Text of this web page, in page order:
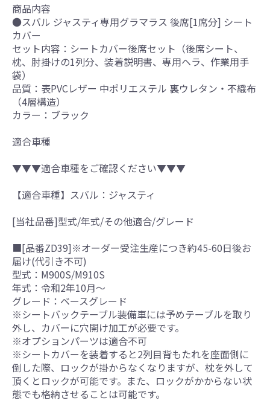
商品内容
●スバル ジャスティ専用グラマラス 後席[1席分] シート
カバー
セット内容：シートカバー後席セット（後席シート、
枕、肘掛けの1列分、装着説明書、専用ヘラ、作業用手
袋）
品質：表PVCレザー 中ポリエステル 裏ウレタン・不織布
（4層構造）
カラー：ブラック
適合車種
▼▼▼適合車種をご確認ください▼▼▼
【適合車種】スバル：ジャスティ
[当社品番]型式/年式/その他適合/グレード
■[品番ZD39]※オーダー受注生産につき約45-60日後お
届け(代引き不可)
型式：M900S/M910S
年式：令和2年10月～
グレード：ベースグレード
※シートバックテーブル装備車には予めテーブルを取り
外し、カバーに穴開け加工が必要です。
※オプションパーツは適合不可
※シートカバーを装着すると2列目背もたれを座面側に
倒した際、ロックが掛からなくなりますが、枕を外して
頂くとロックが可能です。また、ロックがかからない状
態でも格納させることは可能です。